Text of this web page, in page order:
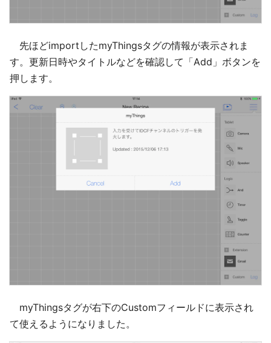
先ほどimportしたmyThingsタグの情報が表示されま
す。更新日時やタイトルなどを確認して「Add」ボタンを
押します。
myThingsタグが右下のCustomフィールドに表示され
て使えるようになりました。